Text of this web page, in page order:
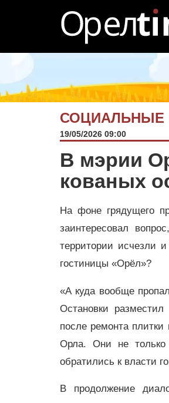
СОЦИАЛЬНЫЕ
19/05/2026 09:00
В мэрии
кованых
На фоне грядущего
заинтересовал
территории исчезли
гостиницы «Орёл»?
«А куда вообще
Остановки
после ремонта
Орла. Они не только
обратились к власти
В продолжение